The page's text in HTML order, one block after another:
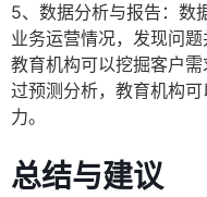
5、数据分析与报告：数
业务运营情况，发现问题
教育机构可以挖掘客户
过预测分析，教育机构
力。
总结与建议